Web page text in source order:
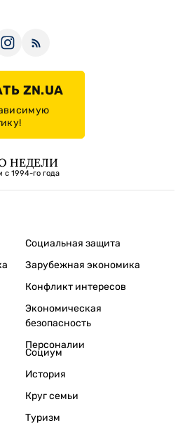
ZN.UA
НЕДЕЛИ
с 1994-го года
Социальная защита
Зарубежная экономика
Конфликт интересов
Экономическая
безопасность
Персоналии
Социум
История
Круг семьи
Туризм